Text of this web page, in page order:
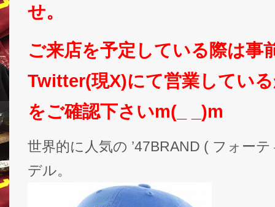
せ。
ご来店を予定している際は事
Twitter(現X)にて営業してい
をご確認下さいm(_ _)m
世界的に人気の ’47BRAND ( フォー
デル。